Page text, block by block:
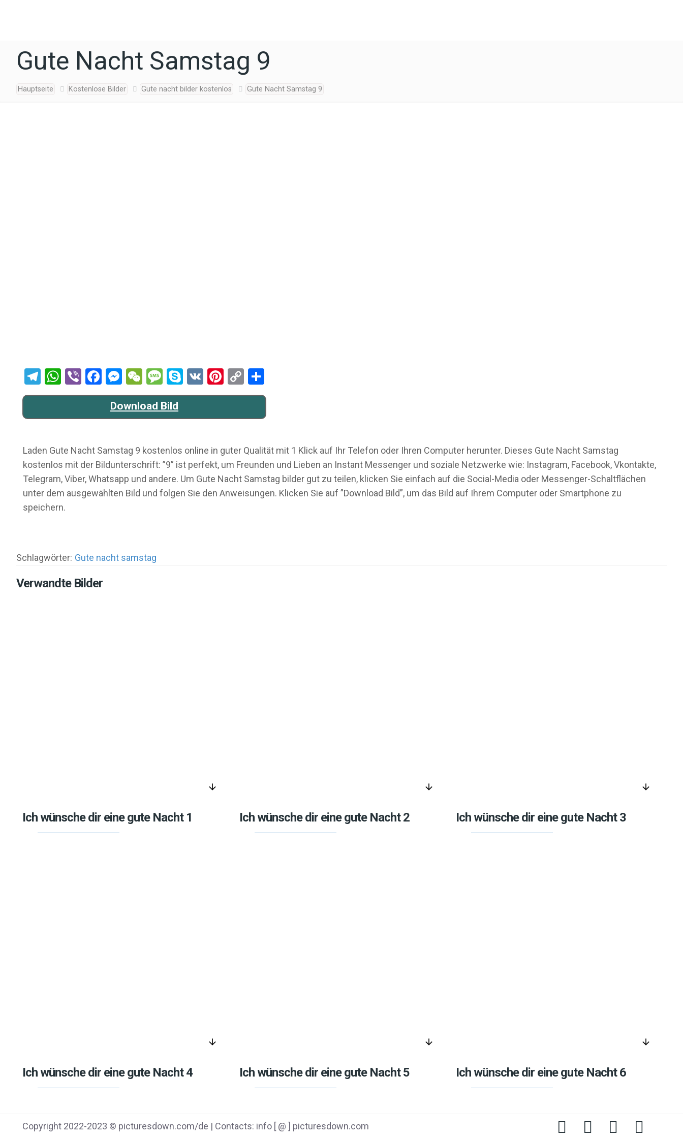
Gute Nacht Samstag 9
Hauptseite Kostenlose Bilder Gute nacht bilder kostenlos Gute Nacht Samstag 9
Telegram
WhatsApp
ViberFacebook
Messenger
WeChat
Message
Skype
VK Pinterest
Copy
Link
Download Bild
Laden Gute Nacht Samstag 9 kostenlos online in guter Qualität mit 1 Klick auf Ihr Telefon oder Ihren Computer herunter. Dieses Gute Nacht Samstag
kostenlos mit der Bildunterschrift: ”9” ist perfekt, um Freunden und Lieben an Instant Messenger und soziale Netzwerke wie: Instagram, Facebook, Vkontakte,
Telegram, Viber, Whatsapp und andere. Um Gute Nacht Samstag bilder gut zu teilen, klicken Sie einfach auf die Social-Media oder Messenger-Schaltflächen
unter dem ausgewählten Bild und folgen Sie den Anweisungen. Klicken Sie auf ”Download Bild”, um das Bild auf Ihrem Computer oder Smartphone zu
speichern.
Schlagwörter: Gute nacht samstag
Verwandte Bilder
arrow_downward
Ich wünsche dir eine gute Nacht 1
arrow_downward
Ich wünsche dir eine gute Nacht 2
arrow_downward
Ich wünsche dir eine gute Nacht 3
arrow_downward
Ich wünsche dir eine gute Nacht 4
arrow_downward
Ich wünsche dir eine gute Nacht 5
arrow_downward
Ich wünsche dir eine gute Nacht 6
Copyright 2022-2023 © picturesdown.com/de | Contacts: info [ @ ] picturesdown.com